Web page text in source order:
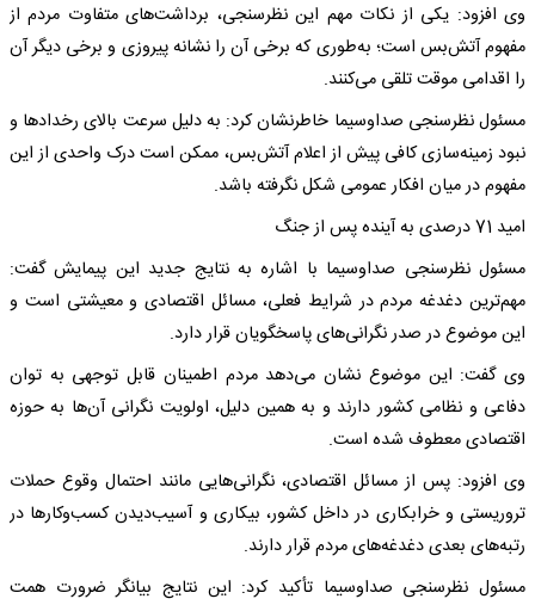
وی افزود: یکی از نکات مهم این نظرسنجی، برداشت‌های متفاوت مردم از
مفهوم آتش‌بس است؛ به‌طوری که برخی آن را نشانه پیروزی و برخی دیگر آن
را اقدامی موقت تلقی می‌کنند.
مسئول نظرسنجی صداوسیما خاطرنشان کرد: به دلیل سرعت بالای رخدادها و
نبود زمینه‌سازی کافی پیش از اعلام آتش‌بس، ممکن است درک واحدی از این
مفهوم در میان افکار عمومی شکل نگرفته باشد.
امید 71 درصدی به آینده پس از جنگ
مسئول نظرسنجی صداوسیما با اشاره به نتایج جدید این پیمایش گفت:
مهم‌ترین دغدغه مردم در شرایط فعلی، مسائل اقتصادی و معیشتی است و
این موضوع در صدر نگرانی‌های پاسخگویان قرار دارد.
وی گفت: این موضوع نشان می‌دهد مردم اطمینان قابل توجهی به توان
دفاعی و نظامی کشور دارند و به همین دلیل، اولویت نگرانی آن‌ها به حوزه
اقتصادی معطوف شده است.
وی افزود: پس از مسائل اقتصادی، نگرانی‌هایی مانند احتمال وقوع حملات
تروریستی و خرابکاری در داخل کشور، بیکاری و آسیب‌دیدن کسب‌وکارها در
رتبه‌های بعدی دغدغه‌های مردم قرار دارند.
مسئول نظرسنجی صداوسیما تأکید کرد: این نتایج بیانگر ضرورت همت